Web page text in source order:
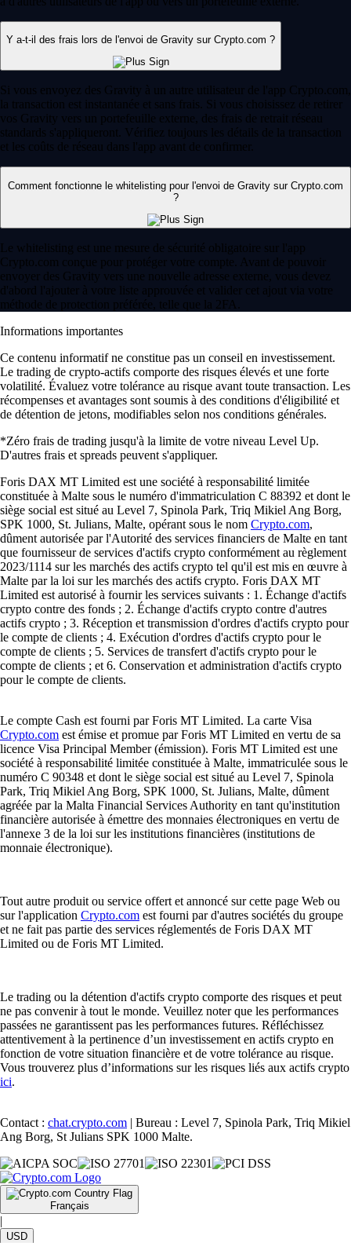
Y a-t-il des frais lors de l'envoi de Gravity sur Crypto.com ?
Si vous envoyez des Gravity à un autre utilisateur de l'app Crypto.com,
la transaction est instantanée et sans frais. Si vous choisissez de retirer
vos Gravity vers un portefeuille externe, des frais de retrait réseau
standards s'appliqueront. Vérifiez toujours les détails de la transaction
et les coûts de réseau dans l'app avant de confirmer.
Comment fonctionne le whitelisting pour l'envoi de Gravity sur Crypto.com
?
Le whitelisting est une mesure de sécurité obligatoire sur l'app
Crypto.com conçue pour protéger votre compte. Avant de pouvoir
envoyer des Gravity vers une nouvelle adresse externe, vous devez
d'abord l'ajouter à votre liste approuvée et valider cet ajout via votre
méthode de protection préférée, telle que la 2FA.
Informations importantes
Ce contenu informatif ne constitue pas un conseil en investissement.
Le trading de crypto-actifs comporte des risques élevés et une forte
volatilité. Évaluez votre tolérance au risque avant toute transaction. Les
récompenses et avantages sont soumis à des conditions d'éligibilité et
de détention de jetons, modifiables selon nos conditions générales.
*Zéro frais de trading jusqu'à la limite de votre niveau Level Up.
D'autres frais et spreads peuvent s'appliquer.
Foris DAX MT Limited est une société à responsabilité limitée
constituée à Malte sous le numéro d'immatriculation C 88392 et dont le
siège social est situé au Level 7, Spinola Park, Triq Mikiel Ang Borg,
SPK 1000, St. Julians, Malte, opérant sous le nom Crypto.com,
dûment autorisée par l'Autorité des services financiers de Malte en tant
que fournisseur de services d'actifs crypto conformément au règlement
2023/1114 sur les marchés des actifs crypto tel qu'il est mis en œuvre à
Malte par la loi sur les marchés des actifs crypto. Foris DAX MT
Limited est autorisé à fournir les services suivants : 1. Échange d'actifs
crypto contre des fonds ; 2. Échange d'actifs crypto contre d'autres
actifs crypto ; 3. Réception et transmission d'ordres d'actifs crypto pour
le compte de clients ; 4. Exécution d'ordres d'actifs crypto pour le
compte de clients ; 5. Services de transfert d'actifs crypto pour le
compte de clients ; et 6. Conservation et administration d'actifs crypto
pour le compte de clients.
Le compte Cash est fourni par Foris MT Limited. La carte Visa
Crypto.com est émise et promue par Foris MT Limited en vertu de sa
licence Visa Principal Member (émission). Foris MT Limited est une
société à responsabilité limitée constituée à Malte, immatriculée sous le
numéro C 90348 et dont le siège social est situé au Level 7, Spinola
Park, Triq Mikiel Ang Borg, SPK 1000, St. Julians, Malte, dûment
agréée par la Malta Financial Services Authority en tant qu'institution
financière autorisée à émettre des monnaies électroniques en vertu de
l'annexe 3 de la loi sur les institutions financières (institutions de
monnaie électronique).
Tout autre produit ou service offert et annoncé sur cette page Web ou
sur l'application Crypto.com est fourni par d'autres sociétés du groupe
et ne fait pas partie des services réglementés de Foris DAX MT
Limited ou de Foris MT Limited.
Le trading ou la détention d'actifs crypto comporte des risques et peut
ne pas convenir à tout le monde. Veuillez noter que les performances
passées ne garantissent pas les performances futures. Réfléchissez
attentivement à la pertinence d’un investissement en actifs crypto en
fonction de votre situation financière et de votre tolérance au risque.
Vous trouverez plus d’informations sur les risques liés aux actifs crypto
ici.
Contact : chat.crypto.com | Bureau : Level 7, Spinola Park, Triq Mikiel
Ang Borg, St Julians SPK 1000 Malte.
Français
|
USD